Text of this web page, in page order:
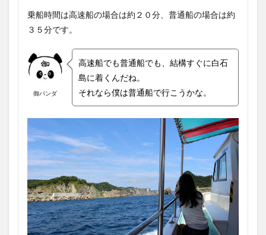
乗船時間は高速船の場合は約２０分、普通船の場合は約
３５分です。
御パンダ
高速船でも普通船でも、結構すぐに白石
島に着くんだね。
それなら僕は普通船で行こうかな。